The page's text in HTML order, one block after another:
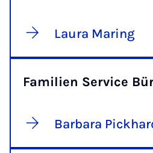
Laura Maring
Familien Service
Barbara